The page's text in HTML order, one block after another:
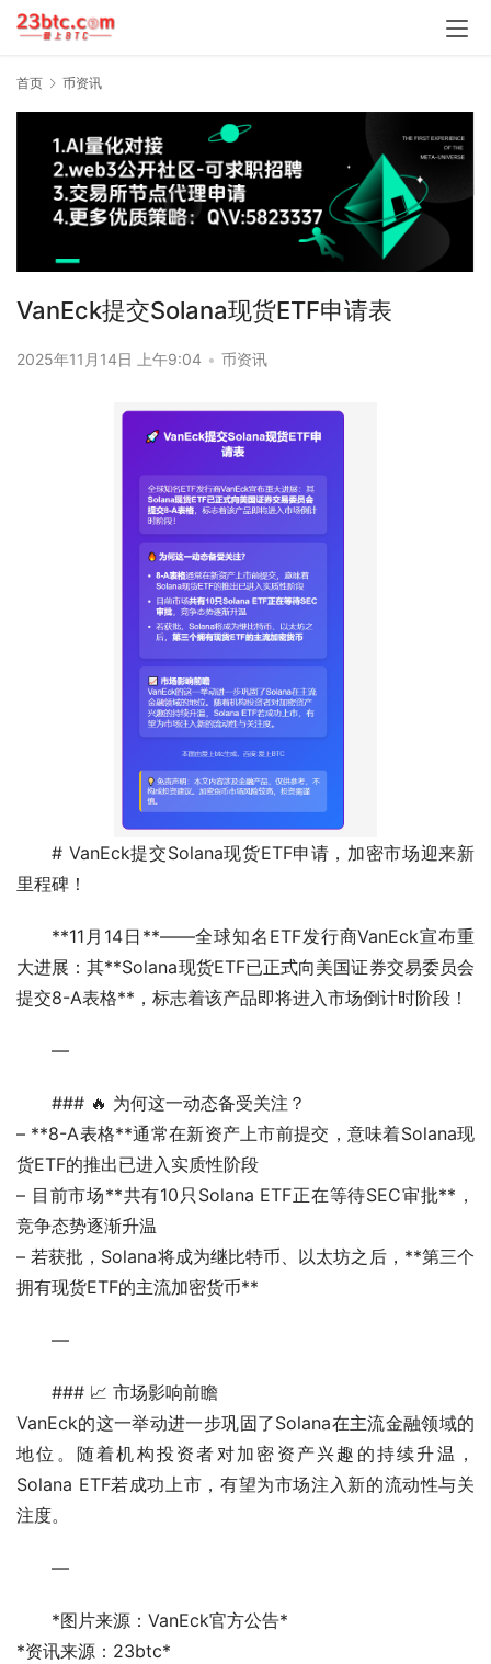
首页 币资讯
VanEck提交Solana现货ETF申请表
2025年11月14日 上午9:04 • 币资讯
# VanEck提交Solana现货ETF申请，加密市场迎来新
里程碑！
**11月14日**——全球知名ETF发行商VanEck宣布重
大进展：其**Solana现货ETF已正式向美国证券交易委员会
提交8-A表格**，标志着该产品即将进入市场倒计时阶段！
—
### 🔥 为何这一动态备受关注？
– **8-A表格**通常在新资产上市前提交，意味着Solana现
货ETF的推出已进入实质性阶段
– 目前市场**共有10只Solana ETF正在等待SEC审批**，
竞争态势逐渐升温
– 若获批，Solana将成为继比特币、以太坊之后，**第三个
拥有现货ETF的主流加密货币**
—
### 📈 市场影响前瞻
VanEck的这一举动进一步巩固了Solana在主流金融领域的
地位。随着机构投资者对加密资产兴趣的持续升温，
Solana ETF若成功上市，有望为市场注入新的流动性与关
注度。
—
*图片来源：VanEck官方公告*
*资讯来源：23btc*